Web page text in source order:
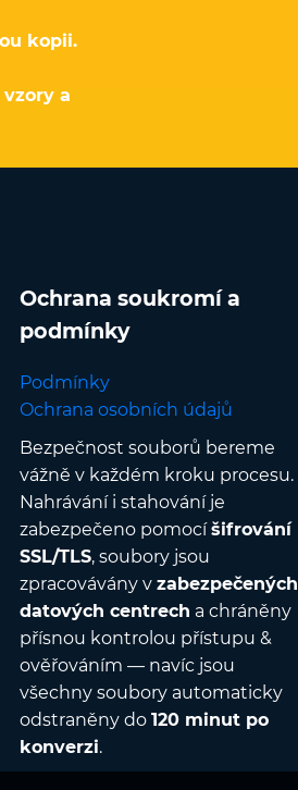
kopii.
a
Ochrana soukromí a
podmínky
Podmínky
Ochrana osobních údajů
Bezpečnost souborů bereme
vážně v každém kroku procesu.
Nahrávání i stahování je
zabezpečeno pomocíšifrování
SSL/TLS, soubory jsou
zpracovávány v zabezpečených
datových centrech a chráněny
přísnou kontrolou přístupu &
ověřováním — navíc jsou
všechny soubory automaticky
odstraněny do 120 minut po
konverzi.